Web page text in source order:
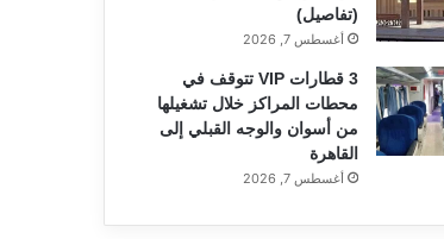
(تفاصيل)
أغسطس 7, 2026
3 قطارات VIP تتوقف في
محطات المراكز خلال تشغيلها
من أسوان والوجه القبلي إلى
القاهرة
أغسطس 7, 2026